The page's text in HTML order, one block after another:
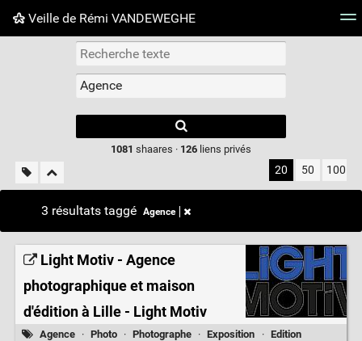
Veille de Rémi VANDEWEGHE
Nuage de tags Mur d'images
results.
1081 shaares · 126liens privés
20 50 100
3 résultats taggé Agence
Light Motiv - Agence
photographique et maison
d'édition à Lille - Light Motiv
Agence · Photo · Photographe · Exposition · Edition